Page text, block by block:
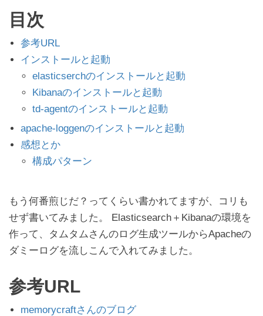
目次
参考URL
インストールと起動
elasticserchのインストールと起動
Kibanaのインストールと起動
td-agentのインストールと起動
apache-loggenのインストールと起動
感想とか
構成パターン
もう何番煎じだ？ってくらい書かれてますが、コリも
せず書いてみました。 Elasticsearch＋Kibanaの環境を
作って、タムタムさんのログ生成ツールからApacheの
ダミーログを流しこんで入れてみました。
参考URL
memorycraftさんのブログ